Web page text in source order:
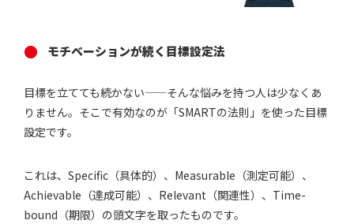
モチベーションが続く目標設定法
目標を立てても続かない——そんな悩みを持つ人は少なくあ
りません。そこで有効なのが「SMARTの法則」を使った目標
設定です。
これは、Specific（具体的）、Measurable（測定可能）、
Achievable（達成可能）、Relevant（関連性）、Time-
bound（期限）の頭文字を取ったものです。